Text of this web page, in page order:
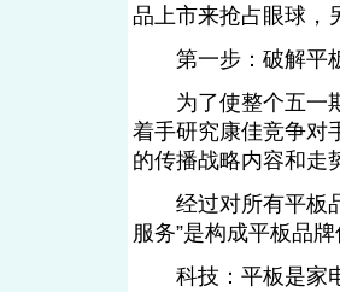
品上市来抢占眼球，
第一步：破解平
为了使整个五一期
着手研究康佳竞争对
的传播战略内容和走
经过对所有平板品
服务”是构成平板品
科技：平板是家电